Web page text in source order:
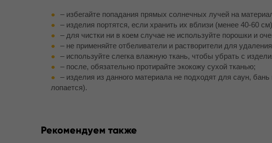
– избегайте попадания прямых солнечных лучей на
– изделия портятся, если хранить их вблизи (менее 40-60
– для чистки ни в коем случае не используйте порошки и
– не применяйте отбеливатели и растворители для удаления
– используйте слегка влажную ткань, чтобы убрать с
– после, обязательно протирайте экокожу сухой тканью;
– изделия из данного материала не подходят для саун,
лопается).
Рекомендуем также